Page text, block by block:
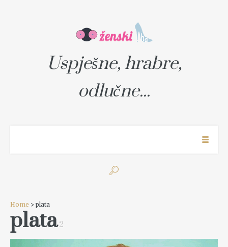
Uspješne, hrabre,
odlučne...
Home > plata
plata2